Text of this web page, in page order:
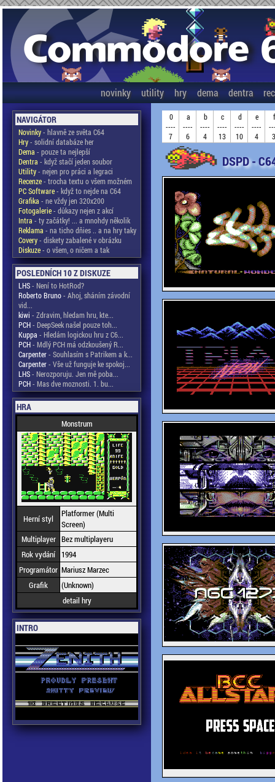
novinky utility hry dema dentra
NAVIGÁTOR
Novinky- hlavně ze světa C64
Hry- solidní databáze her
Dema - pouze ta nejlepší
Dentra - když stačí jeden soubor
Utility- nejen pro práci a legraci
Recenze- trocha textu o všem možném
PC Software- když to nejde na C64
Grafika - ne vždy jen 320x200
Fotogalerie- důkazy nejen z akcí
Intra - ty začátky! ... a mnohdy několik
Reklama - na ticho dňies .. a na hry taky
Covery- diskety zabalené v obrázku
Diskuze- o všem, o ničem a tak
POSLEDNÍCH 10 Z DISKUZE
LHS- Není to HotRod?
Roberto Bruno- Ahoj, sháním závodní
vid...
kiwi - Zdravim, hledam hru, kte...
PCH- DeepSeek našel pouze toh...
Kuppa - Hledám logickou hru z C6...
PCH- Mdlý PCH má odzkoušený R...
Carpenter- Souhlasím s Patrikem a k...
Carpenter- Vše už funguje ke spokoj...
LHS- Nerozporuju. Jen mě poba...
PCH- Mas dve moznosti. 1. bu...
HRA
Monstrum
Herní styl
Platformer (Multi
Screen)
Multiplayer Bez multiplayeru
Rok vydání
1994
Programátor Mariusz Marzec
Grafik
(Unknown)
detail hry
INTRO
0
----
7
a
----
6
b
----
4
c
----
13
d
----
10
e
----
4
f
3
DSPD -